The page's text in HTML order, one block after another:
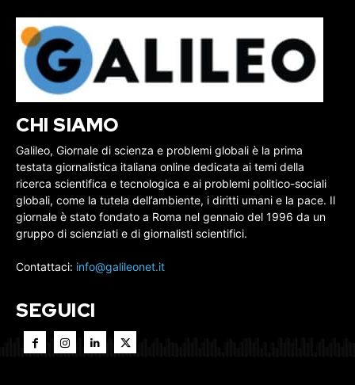
CHI SIAMO
Galileo, Giornale di scienza e problemi globali è la prima
testata giornalistica italiana online dedicata ai temi della
ricerca scientifica e tecnologica e ai problemi politico-sociali
globali, come la tutela dell’ambiente, i diritti umani e la pace. Il
giornale è stato fondato a Roma nel gennaio del 1996 da un
gruppo di scienziati e di giornalisti scientifici.
Contattaci: info@galileonet.it
SEGUICI